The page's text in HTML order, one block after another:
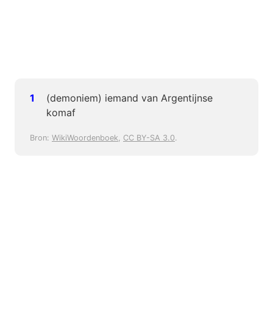
(demoniem) iemand van Argentijnse
komaf
Bron: WikiWoordenboek, CC BY-SA 3.0.